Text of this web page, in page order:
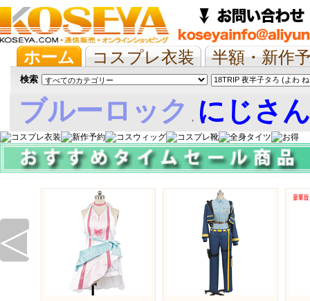
ホーム コスプレ衣装
半額・新作
抱き枕/布団/シーツ
ツイステ ウマ
検索
ブルーロック , にじさ
娘
◁